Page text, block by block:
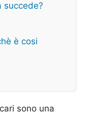
succede?
è cosi
sono una